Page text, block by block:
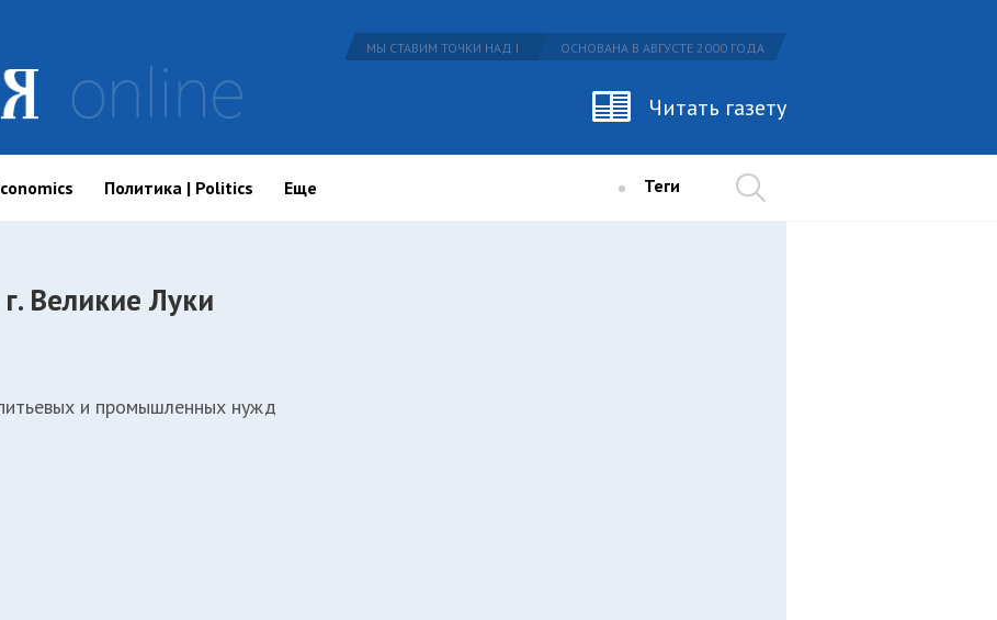
МЫ СТАВИМ ТОЧКИ НАД I ОСНОВАНА В АВГУСТЕ 2000 ГОДА
Читать газету
Политика | Politics Еще Теги
Великие Луки
и промышленных нужд